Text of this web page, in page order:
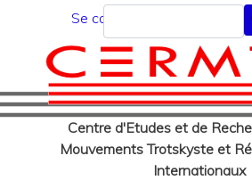
au
contenu
principal
Menu du
Se connecter
Centre d'Etudes et de
Mouvements Trotskyste et
Internationaux
Rechercher